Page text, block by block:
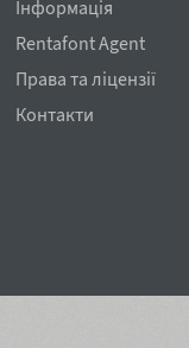
Інформація
Rentafont Agent
Права та ліцензії
Контакти